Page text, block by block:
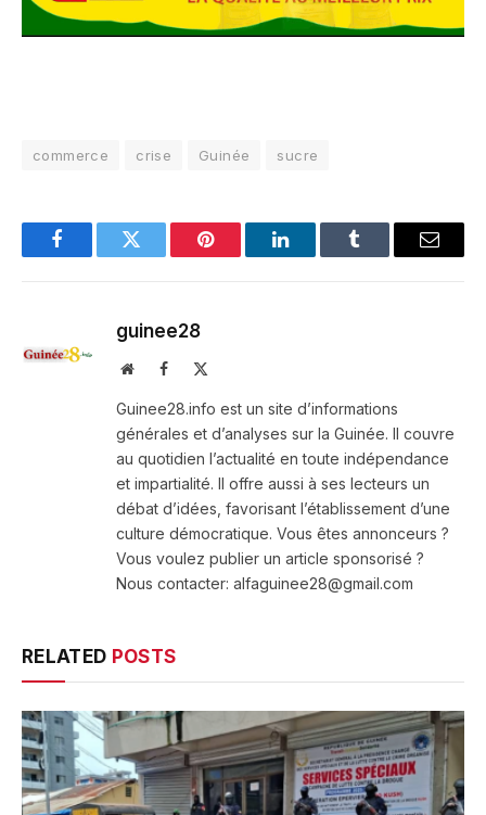
commerce crise Guinée sucre
FacebookTwitter Pinterest LinkedInTumblr Email
guinee28
WebsiteFacebook
Guinee28.info est un site d’informations
générales et d’analyses sur la Guinée. Il couvre
au quotidien l’actualité en toute indépendance
et impartialité. Il offre aussi à ses lecteurs un
débat d’idées, favorisant l’établissement d’une
culture démocratique. Vous êtes annonceurs ?
Vous voulez publier un article sponsorisé ?
Nous contacter: alfaguinee28@gmail.com
RELATED POSTS